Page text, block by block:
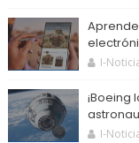
I-
¡Boeing
I-